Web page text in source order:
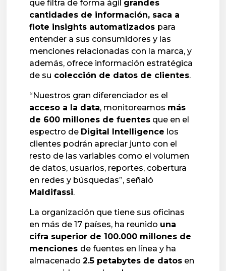
que filtra de forma ágil grandes
cantidades de información, saca a
flote insights automatizados para
entender a sus consumidores y las
menciones relacionadas con la marca, y
además, ofrece información estratégica
de su colección de datos de clientes.
“Nuestros gran diferenciador es el
acceso a la data, monitoreamos más
de 600 millones de fuentes que en el
espectro de Digital Intelligence los
clientes podrán apreciar junto con el
resto de las variables como el volumen
de datos, usuarios, reportes, cobertura
en redes y búsquedas”, señaló
Maldifassi.
La organización que tiene sus oficinas
en más de 17 países, ha reunido una
cifra superior de 100.000 millones de
menciones de fuentes en línea y ha
almacenado2.5 petabytes de datos en